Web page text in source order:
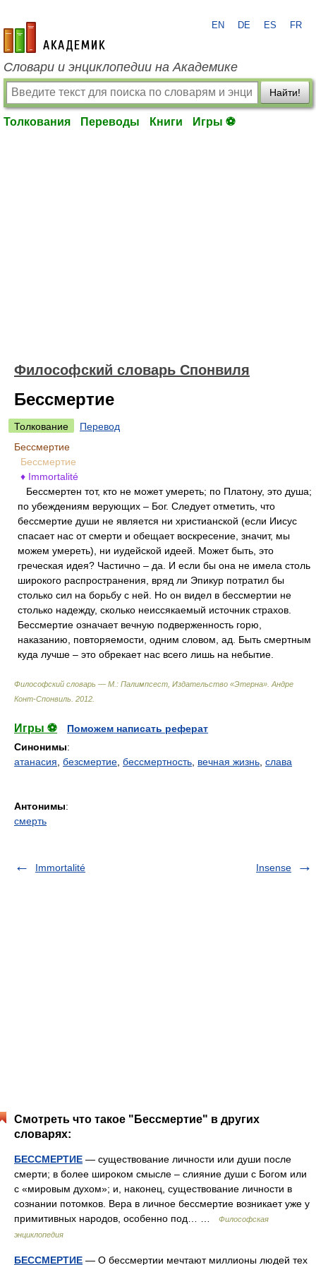
academic.ru
EN DE ES FR
Словари и энциклопедии на Академике
Найти!
Толкования Переводы Книги Игры ⚽
Философский словарь Спонвиля
Бессмертие
Толкование
Перевод
Бессмертие
Бессмертие
♦ Immortalité
Бессмертен тот, кто не может умереть; по Платону, это душа;
по убеждениям верующих – Бог. Следует отметить, что
бессмертие души не является ни христианской (если Иисус
спасает нас от смерти и обещает воскресение, значит, мы
можем умереть), ни иудейской идеей. Может быть, это
греческая идея? Частично – да. И если бы она не имела столь
широкого распространения, вряд ли Эпикур потратил бы
столько сил на борьбу с ней. Но он видел в бессмертии не
столько надежду, сколько неиссякаемый источник страхов.
Бессмертие означает вечную подверженность горю,
наказанию, повторяемости, одним словом, ад. Быть смертным
куда лучше – это обрекает нас всего лишь на небытие.
Философский словарь — М.: Палимпсест, Издательство «Этерна» Андре
Конт-Спонвиль 2012
Игры ⚽
Поможем написать реферат
Синонимы:
атанасия безсмертие бессмертность вечная жизнь слава
Антонимы:
смерть
Immortalité Insense
Смотреть что такое "Бессмертие" в других
словарях:
БЕССМЕРТИЕ — существование личности или души после
смерти; в более широком смысле – слияние души с Богом или
с «мировым духом»; и, наконец, существование личности в
сознании потомков. Вера в личное бессмертие возникает уже у
примитивных народов, особенно под… …
Философская
энциклопедия
БЕССМЕРТИЕ — О бессмертии мечтают миллионы людей тех